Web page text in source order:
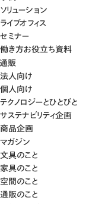
ソリューション
ライブオフィス
セミナー
働き方お役立ち資料
通販
法人向け
個人向け
テクノロジーとひとびと
サステナビリティ企画
商品企画
マガジン
文具のこと
家具のこと
空間のこと
通販のこと